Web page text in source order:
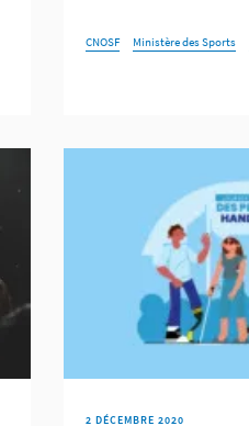
CNOSF Ministère des Sports
2 DÉCEMBRE 2020